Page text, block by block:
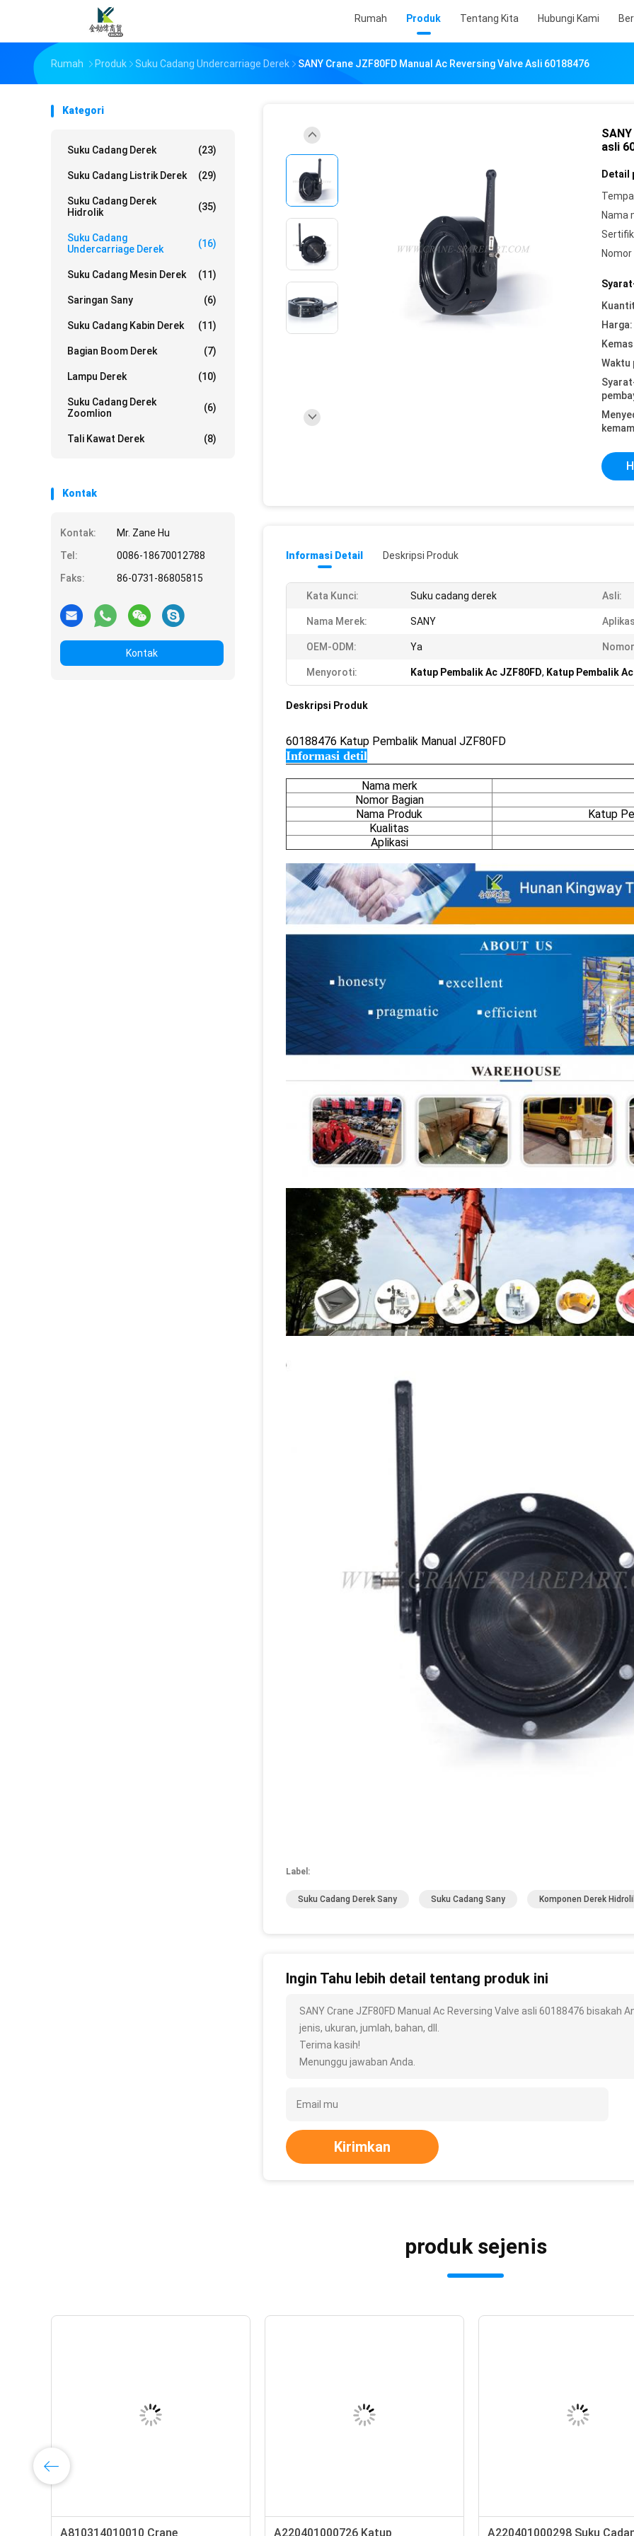
Rumah Produk Tentang Kita Hubungi Kami
Rumah Produk Suku Cadang Undercarriage Derek SANY Crane JZF80FD Manual Ac Reversing Valve Asli 60188476
Kategori
Suku Cadang Derek (23)
Suku Cadang Listrik Derek (29)
Suku Cadang Derek
Hidrolik
(35)
Suku Cadang
Undercarriage Derek
(16)
Suku Cadang Mesin Derek (11)
Saringan Sany (6)
Suku Cadang Kabin Derek (11)
Bagian Boom Derek (7)
Lampu Derek (10)
Suku Cadang Derek
Zoomlion
(6)
Tali Kawat Derek (8)
Kontak
Kontak:
Mr. Zane Hu
Tel:
0086-18670012788
Faks:
86-0731-86805815
Kontak
asli
Detail
Nama
Harga:
Waktu
Informasi Detail Deskripsi Produk
Kata Kunci: Suku cadang derek Asli:
Nama Merek: SANY
OEM-ODM: Ya
Menyoroti: Katup Pembalik Ac JZF80FD, Katup Pembalik
Deskripsi Produk
60188476 Katup Pembalik Manual JZF80FD
Informasi detil
Nama merk
Nomor Bagian
Nama Produk
Katup
Kualitas
Aplikasi
Label:
Suku Cadang Derek Sany Suku Cadang Sany Komponen Derek
Ingin Tahu lebih detail tentang produk ini
SANY Crane JZF80FD Manual Ac Reversing Valve asli 60188476
jenis, ukuran, jumlah, bahan, dll.
Terima kasih!
Menunggu jawaban Anda.
Kirimkan
produk sejenis
A810314010010 Crane A220401000726 Katup A220401000298 Suku